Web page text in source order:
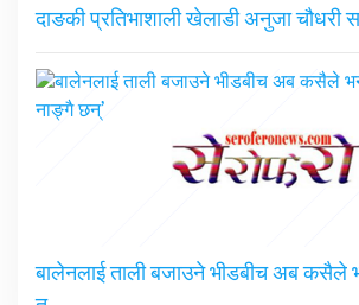
दाङकी प्रतिभाशाली खेलाडी अनुजा चौधरी
बालेनलाई ताली बजाउने भीडबीच अब कसैले